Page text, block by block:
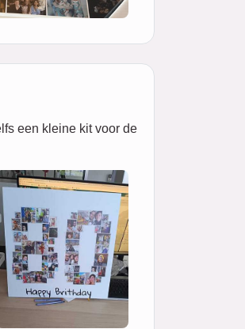
een kleine kit voor de